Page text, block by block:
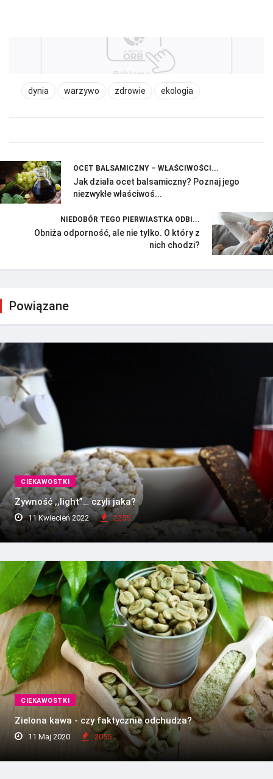
dynia warzywo zdrowie ekologia
OCET BALSAMICZNY – WŁAŚCIWOŚCI...
Jak działa ocet balsamiczny? Poznaj jego
niezwykłe właściwoś...
NIEDOBÓR TEGO PIERWIASTKA ODBI...
Obniża odporność, ale nie tylko. O który z
nich chodzi?
Powiązane
CIEKAWOSTKI
Żywność ,,light”… czyli jaka?
11 Kwiecień 2022 2255
CIEKAWOSTKI
Zielona kawa - czy faktycznie odchudza?
11 Maj 2020 2055